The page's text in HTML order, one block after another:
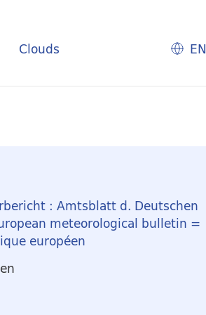
Clouds EN
: Amtsblatt d. Deutschen
meteorological bulletin =
européen